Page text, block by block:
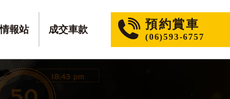
報站 成交車款 預約賞車
(06)593-6757